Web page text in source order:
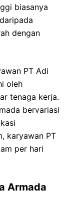
biasanya
dengan
PT Adi
oleh
tenaga kerja.
bervariasi
karyawan PT
per hari
Armada